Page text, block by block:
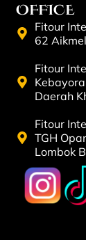
OFFICE
Fitour
62
Fitour
Daerah
Fitour
TGH
Lombok